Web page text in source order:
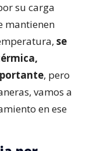
su carga
mantienen
se
, pero
vamos a
en ese